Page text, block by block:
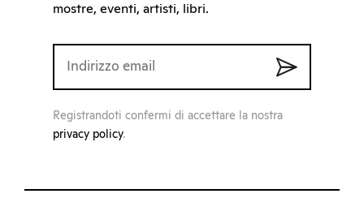
mostre, eventi, artisti, libri.
Registrandoti confermi di accettare la nostra
privacy policy.